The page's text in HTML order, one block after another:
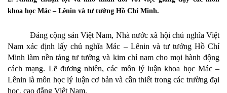
khoa học Mác – Lênin và tư tưởng Hồ Chí Minh.
Đảng cộng sản Việt Nam, Nhà nước xã hội chủ nghĩa Việt
Nam xác định lấy chủ nghĩa Mác – Lênin và tư tưởng Hồ Chí
Minh làm nền tảng tư tưởng và kim chỉ nam cho mọi hành động
cách mạng. Lẽ đương nhiên, các môn lý luận khoa học Mác –
Lênin là môn học lý luận cơ bản và cần thiết trong các trường đại
học, cao đẳng Việt Nam.